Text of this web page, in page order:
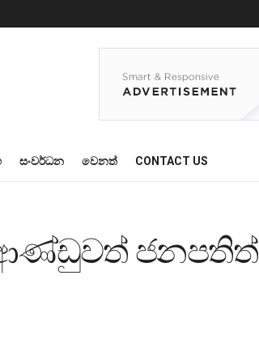
සංවර්ධන වෙනත් CONTACT US
ජනපතිත්